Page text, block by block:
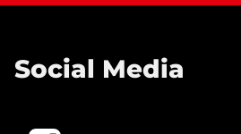
Social Media